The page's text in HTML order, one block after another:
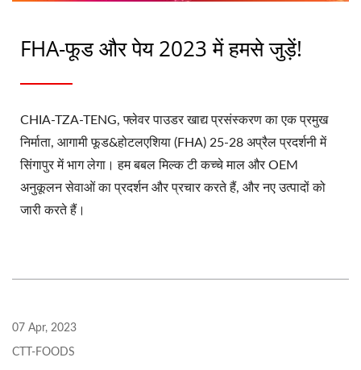
FHA-फूड और पेय 2023 में हमसे जुड़ें!
CHIA-TZA-TENG, फ्लेवर पाउडर खाद्य प्रसंस्करण का एक प्रमुख
निर्माता, आगामी फूड&होटलएशिया (FHA) 25-28 अप्रैल प्रदर्शनी में
सिंगापुर में भाग लेगा। हम बबल मिल्क टी कच्चे माल और OEM
अनुकूलन सेवाओं का प्रदर्शन और प्रचार करते हैं, और नए उत्पादों को
जारी करते हैं।
07 Apr, 2023
CTT-FOODS